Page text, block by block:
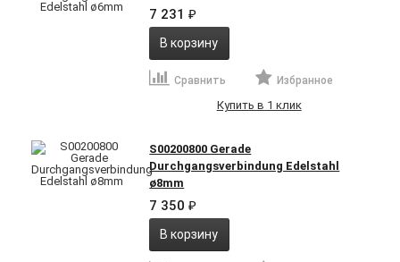
7 231₽
В корзину
Сравнить Избранное
Купить в 1 клик
S00200800 Gerade
Durchgangsverbindung Edelstahl
ø8mm
7 350₽
В корзину